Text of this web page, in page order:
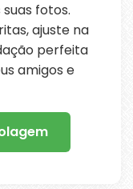
fotos.
ajuste na
perfeita
amigos e